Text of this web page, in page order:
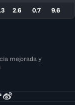
2.6 0.7 9.6
mejorada y